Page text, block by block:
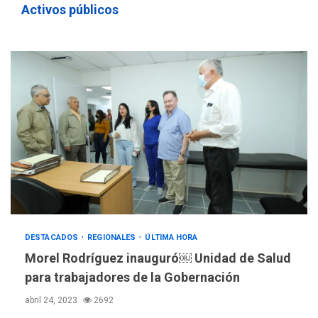
Activos públicos
DESTACADOS REGIONALES ÚLTIMA HORA
Morel Rodríguez inauguró￼ Unidad de Salud
para trabajadores de la Gobernación
abril 24, 2023 2692
3
LATINOAMÉRICA Y CARIBE
TITULARES
ÚLTIMA HORA
Evacúan aldeas en
volcán de Fuego
GUERRA EN EL MUNDO
TITULARES